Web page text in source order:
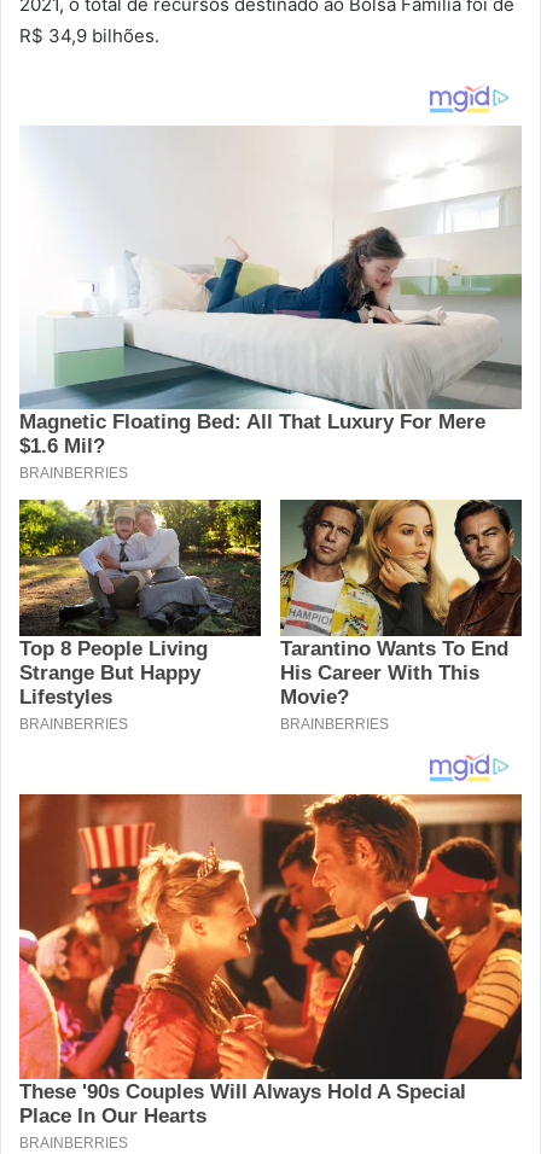
R$ 34,9 bilhões.